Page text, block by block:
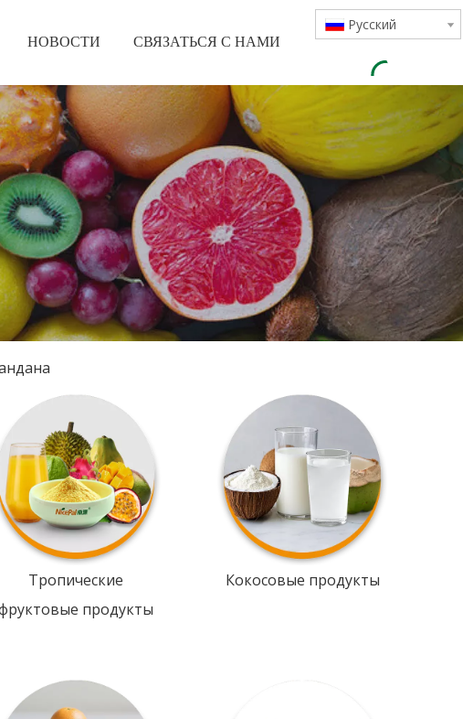
НОВОСТИ СВЯЗАТЬСЯ С НАМИ
Pусский
Тропические
продукты
Кокосовые продукты